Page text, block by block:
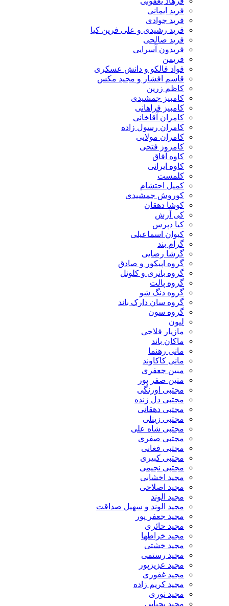
فرید ایمانی
فرید جوادی
فرید رشیدی و علی فرین کیا
فرید صالحی
فریدون آسرایی
فریمن
فواد فالکو و دانش عسکری
قاسم افشار و مجید مکس
کاظم زرین
کامبیز جمشیدی
کامبیز فراهانی
کامران آقاخانی
کامران رسول زاده
کامران مولایی
کامروز فتحی
کاوه آفاق
کاوه ایرانی
کلمست
کمیل احتشام
کوروش جمشیدی
کوشا دهقان
کی آرش
کیا دپرس
کیوان اسماعیلی
گرام بند
گرشا رضایی
گروه اپیکور و صادق
گروه باتری و کلونل
گروه پالت
گروه دنگ شو
گروه سان دارک باند
گروه سون
لیون
مازیار فلاحی
ماکان باند
مانی رهنما
مانی کاکاوند
مبین جعفری
متین صفر پور
مجتبی اورنگی
مجتبی دل زنده
مجتبی دهقانی
مجتبی زینلی
مجتبی شاه علی
مجتبی صفری
مجتبی فغانی
مجتبی کبیری
مجتبی نجیمی
مجید اخشابی
مجید اصلاحی
مجید الوند‎
مجید الوند و سهیل صداقت
مجید جعفر پور
مجید حائری
مجید خراطها
مجید خشتی
مجید رستمی
مجید عزیزپور
مجید غفوری
مجید کریم زاده
مجید نوری
مجید یحیایی